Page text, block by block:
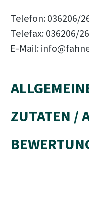
Telefon: 036206/
Telefax: 036206/
E-Mail:
ZUTATEN /